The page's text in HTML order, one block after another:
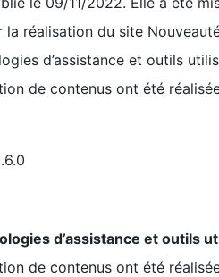
la réalisation du site
d’assistance et outils
de contenus ont été
d’assistance et outils
de contenus ont été